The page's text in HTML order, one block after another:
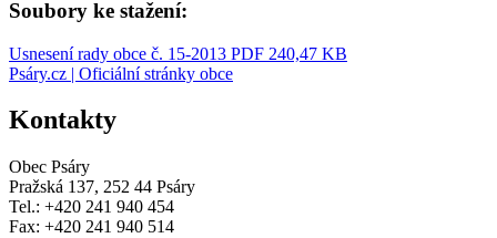
Soubory ke stažení:
Usnesení rady obce č. 15-2013 PDF 240,47 KB
Psáry.cz | Oficiální stránky obce
Kontakty
Obec Psáry
Pražská 137, 252 44 Psáry
Tel.: +420 241 940 454
Fax: +420 241 940 514